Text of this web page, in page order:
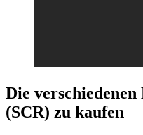
Die
(SCR) zu kaufen